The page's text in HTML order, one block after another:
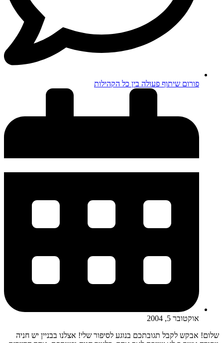
פורום שיתוף פעולה בין כל הקהילות
אוקטובר 5, 2004
שלום! אבקש לקבל תגובתכם בנוגע לסיפור שלי! אצלנו בבניין יש חניה